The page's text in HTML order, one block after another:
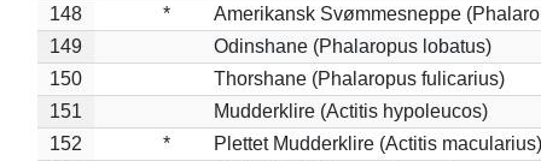
148
*
Amerikansk Svømmesneppe
149
Odinshane (Phalaropus lobatus)
150
Thorshane (Phalaropus fulicarius)
151
Mudderklire (Actitis hypoleucos)
152
*
Plettet Mudderklire (Actitis macularius)